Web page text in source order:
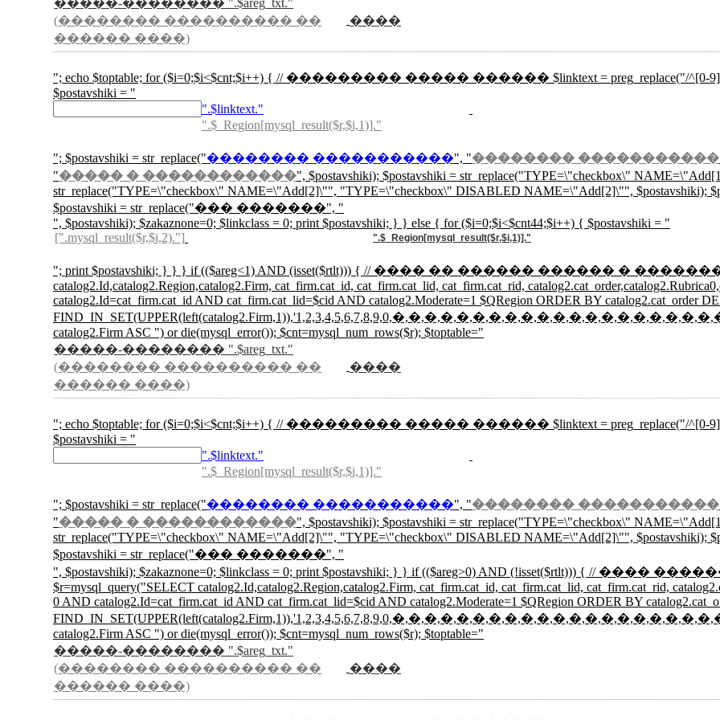
�����-�������� ".$areg_txt."
(�������� ���������� ��
������ ����)
����
"; echo $toptable; for ($i=0;$i<$cnt;$i++) { // ��������� ����� ������ $linktext = preg_replace("/^[0-9]{3}/
$postavshiki = "
".$linktext."
".$_Region[mysql_result($r,$i,1)]."
"; $postavshiki = str_replace("�������� �����������", "�������� �����������
"����� � ������������", $postavshiki); $postavshiki = str_replace("TYPE=\"checkbox\"
str_replace("TYPE=\"checkbox\" NAME=\"Add[2]\"", "TYPE=\"checkbox\" DISABLED NAME=\"Add[2]\"", $postavshiki);
$postavshiki = str_replace("��� �������", "
", $postavshiki); $zakaznone=0; $linkclass = 0; print $postavshiki; } } else { for ($i=0;$i<$cnt44;$i++) { $postavshiki = "
[".mysql_result($r,$i,2)."]
".$_Region[mysql_result($r,$i,1)]."
"; print $postavshiki; } } } if (($areg<1) AND (isset($rtlt))) { // ���� �� ������ ������ �
catalog2.Id,catalog2.Region,catalog2.Firm, cat_firm.cat_id, cat_firm.cat_lid, cat_firm.cat_rid,
catalog2.Id=cat_firm.cat_id AND cat_firm.cat_lid=$cid AND catalog2.Moderate=1 $QRegion ORDER BY catalog2.cat_order
catalog2.Firm ASC ") or die(mysql_error()); $cnt=mysql_num_rows($r); $toptable="
�����-�������� ".$areg_txt."
(�������� ���������� ��
������ ����)
����
"; echo $toptable; for ($i=0;$i<$cnt;$i++) { // ��������� ����� ������ $linktext = preg_replace("/^[0-9]{3}/
$postavshiki = "
".$linktext."
".$_Region[mysql_result($r,$i,1)]."
"; $postavshiki = str_replace("�������� �����������", "�������� �����������
"����� � ������������", $postavshiki); $postavshiki = str_replace("TYPE=\"checkbox\"
str_replace("TYPE=\"checkbox\" NAME=\"Add[2]\"", "TYPE=\"checkbox\" DISABLED NAME=\"Add[2]\"", $postavshiki);
$postavshiki = str_replace("��� �������", "
", $postavshiki); $zakaznone=0; $linkclass = 0; print $postavshiki; } } if (($areg>0) AND
$r=mysql_query("SELECT catalog2.Id,catalog2.Region,catalog2.Firm, cat_firm.cat_id, cat_firm.cat_lid, cat_firm.cat_rid,
0 AND catalog2.Id=cat_firm.cat_id AND cat_firm.cat_lid=$cid AND catalog2.Moderate=1 $QRegion ORDER BY
catalog2.Firm ASC ") or die(mysql_error()); $cnt=mysql_num_rows($r); $toptable="
�����-�������� ".$areg_txt."
(�������� ���������� ��
������ ����)
����